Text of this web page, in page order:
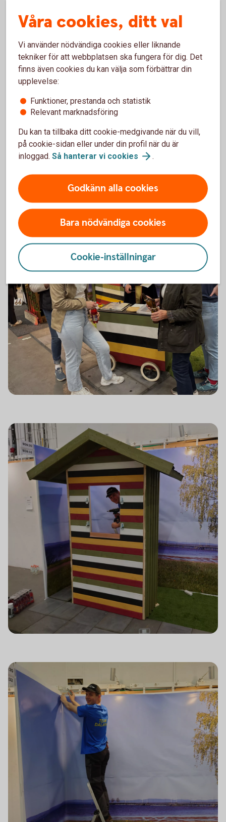
Våra cookies, ditt val
Vi använder nödvändiga cookies eller liknande
tekniker för att webbplatsen ska fungera för dig. Det
finns även cookies du kan välja som förbättrar din
upplevelse:
Funktioner, prestanda och statistik
Relevant marknadsföring
Du kan ta tillbaka ditt cookie-medgivande när du vill,
på cookie-sidan eller under din profil när du är
inloggad. Så hanterar vi cookies .
Godkänn alla cookies
Bara nödvändiga cookies
Cookie-inställningar